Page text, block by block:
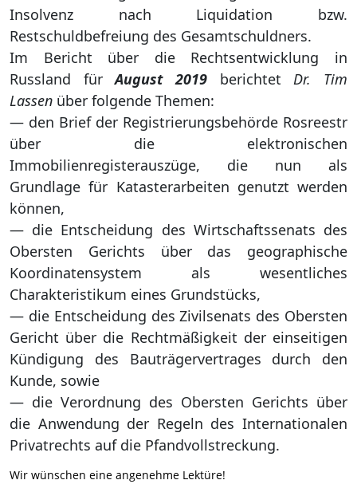
Insolvenz nach Liquidation bzw.
Restschuldbefreiung des Gesamtschuldners.
Im Bericht über die Rechtsentwicklung in
Russland fürAugust 2019 berichtetDr. Tim
Lassen über folgende Themen:
— den Brief der Registrierungsbehörde Rosreestr
über die elektronischen
Immobilienregisterauszüge, die nun als
Grundlage für Katasterarbeiten genutzt werden
können,
— die Entscheidung des Wirtschaftssenats des
Obersten Gerichts über das geographische
Koordinatensystem als wesentliches
Charakteristikum eines Grundstücks,
— die Entscheidung des Zivilsenats des Obersten
Gericht über die Rechtmäßigkeit der einseitigen
Kündigung des Bauträgervertrages durch den
Kunde, sowie
— die Verordnung des Obersten Gerichts über
die Anwendung der Regeln des Internationalen
Privatrechts auf die Pfandvollstreckung.
Wir wünschen eine angenehme Lektüre!